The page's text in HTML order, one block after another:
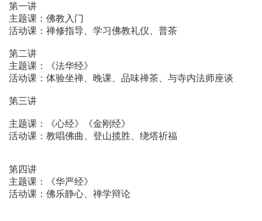
第一讲
主题课：佛教入门
活动课：禅修指导、学习佛教礼仪、普茶
第二讲
主题课：《法华经》
活动课：体验坐禅、晚课、品味禅茶、与寺内法师座谈
第三讲
主题课：《心经》《金刚经》
活动课：教唱佛曲、登山揽胜、绕塔祈福
第四讲
主题课：《华严经》
活动课：佛乐静心、禅学辩论